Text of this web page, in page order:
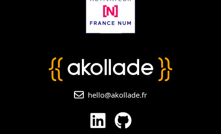
hello@akollade.fr